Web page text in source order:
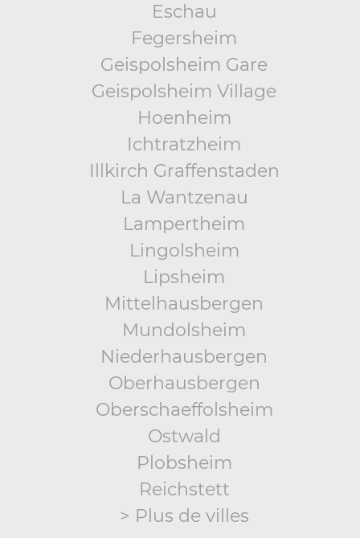
Eschau
Fegersheim
Geispolsheim Gare
Geispolsheim Village
Hoenheim
Ichtratzheim
Illkirch Graffenstaden
La Wantzenau
Lampertheim
Lingolsheim
Lipsheim
Mittelhausbergen
Mundolsheim
Niederhausbergen
Oberhausbergen
Oberschaeffolsheim
Ostwald
Plobsheim
Reichstett
> Plus de villes